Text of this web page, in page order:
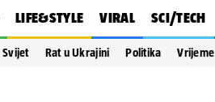
LIFE&STYLE VIRAL SCI/TECH
Svijet Rat u Ukrajini Politika Vrijeme